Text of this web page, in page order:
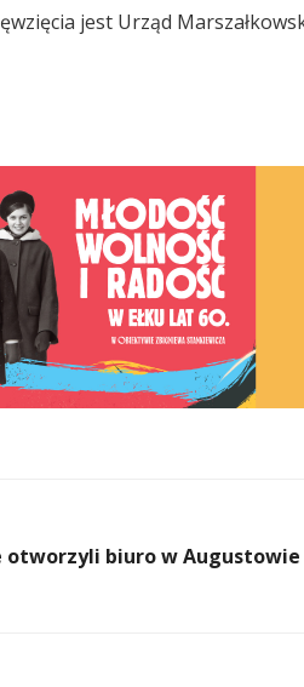
jest Urząd
otworzyli biuro w Augustowie